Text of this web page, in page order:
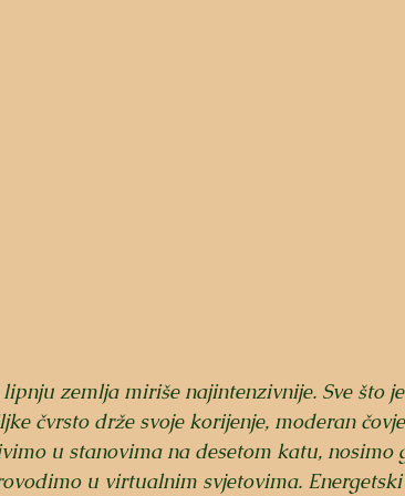
lipnju zemlja miriše najintenzivnije. Sve što
čvrsto drže svoje korijenje, moderan
u stanovima na desetom katu,
u virtualnim svjetovima.